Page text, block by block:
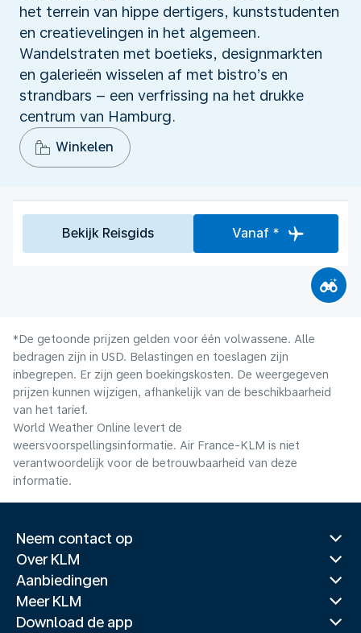
het terrein van hippe dertigers, kunststudenten
en creatievelingen in het algemeen.
Wandelstraten met boetieks, designmarkten
en galerieën wisselen af met bistro’s en
strandbars – een verfrissing na het drukke
centrum van Hamburg.
Winkelen
Bekijk Reisgids Vanaf *
*De getoonde prijzen gelden voor één volwassene. Alle
bedragen zijn in USD. Belastingen en toeslagen zijn
inbegrepen. Er zijn geen boekingskosten. De weergegeven
prijzen kunnen wijzigen, afhankelijk van de beschikbaarheid
van het tarief.
World Weather Online levert de
weersvoorspellingsinformatie. Air France-KLM is niet
verantwoordelijk voor de betrouwbaarheid van deze
informatie.
Neem contact op
Over KLM
Aanbiedingen
Meer KLM
Download de app